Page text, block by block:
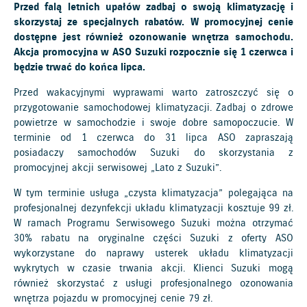
Przed falą letnich upałów zadbaj o swoją klimatyzację i
skorzystaj ze specjalnych rabatów. W promocyjnej cenie
dostępne jest również ozonowanie wnętrza samochodu.
Akcja promocyjna w ASO Suzuki rozpocznie się 1 czerwca i
będzie trwać do końca lipca.
Przed wakacyjnymi wyprawami warto zatroszczyć się o
przygotowanie samochodowej klimatyzacji. Zadbaj o zdrowe
powietrze w samochodzie i swoje dobre samopoczucie. W
terminie od 1 czerwca do 31 lipca ASO zapraszają
posiadaczy samochodów Suzuki do skorzystania z
promocyjnej akcji serwisowej „Lato z Suzuki”.
W tym terminie usługa „czysta klimatyzacja” polegająca na
profesjonalnej dezynfekcji układu klimatyzacji kosztuje 99 zł.
W ramach Programu Serwisowego Suzuki można otrzymać
30% rabatu na oryginalne części Suzuki z oferty ASO
wykorzystane do naprawy usterek układu klimatyzacji
wykrytych w czasie trwania akcji. Klienci Suzuki mogą
również skorzystać z usługi profesjonalnego ozonowania
wnętrza pojazdu w promocyjnej cenie 79 zł.